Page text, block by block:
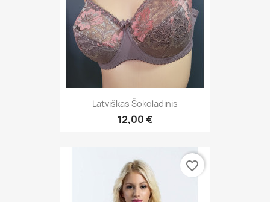
Latviškas Šokoladinis
12,00 €
favorite_border